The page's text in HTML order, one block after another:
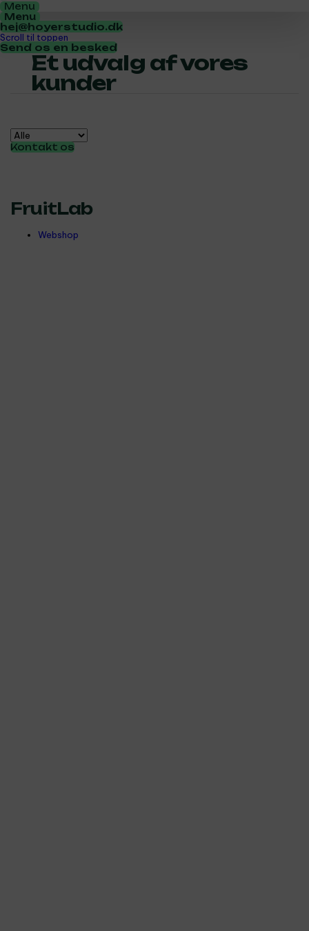
Menu
Menu
hej@hoyerstudio.dk
Scroll til toppen
Send os en besked
Et udvalg af vores
kunder
Kontakt os
FruitLab
Webshop